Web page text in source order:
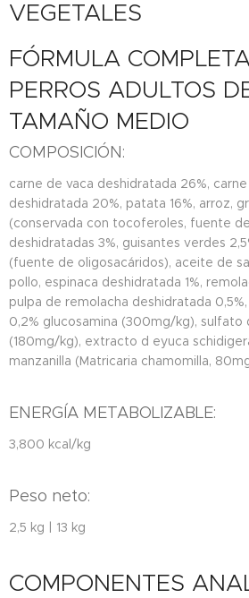
VEGETALES
FÓRMULA
PERROS ADULTOS
TAMAÑO MEDIO
COMPOSICIÓN:
carne de vaca deshidratada 26%,
deshidratada 20%, patata 16%, arroz,
(conservada con tocoferoles, fuente
deshidratadas 3%, guisantes verdes
(fuente de oligosacáridos), aceite de
pollo, espinaca deshidratada 1%,
pulpa de remolacha deshidratada
0,2% glucosamina (300mg/kg), sulfato
(180mg/kg), extracto d eyuca
manzanilla (Matricaria chamomilla,
ENERGÍA METABOLIZABLE:
3,800 kcal/kg
Peso neto:
2,5 kg | 13 kg
COMPONENTES